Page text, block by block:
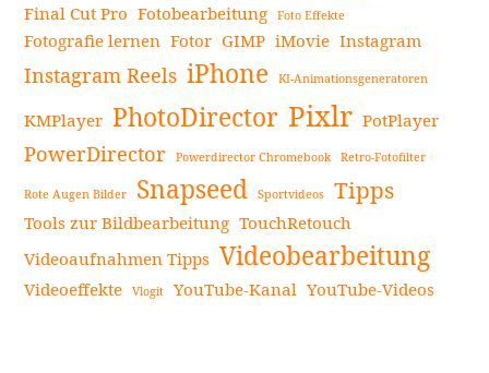
Final Cut Pro Fotobearbeitung Foto Effekte
Fotografie lernen Fotor GIMP iMovie Instagram
Instagram Reels iPhone KI-Animationsgeneratoren
KMPlayer PhotoDirector Pixlr PotPlayer
PowerDirector Powerdirector Chromebook Retro-Fotofilter
Rote Augen Bilder Snapseed Sportvideos Tipps
Tools zur Bildbearbeitung TouchRetouch
Videoaufnahmen Tipps Videobearbeitung
Videoeffekte Vlogit YouTube-Kanal YouTube-Videos